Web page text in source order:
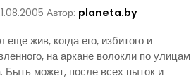
Автор: planeta.by
жив, когда его, избитого и
на аркане волокли по улицам
Быть может, после всех пыток и